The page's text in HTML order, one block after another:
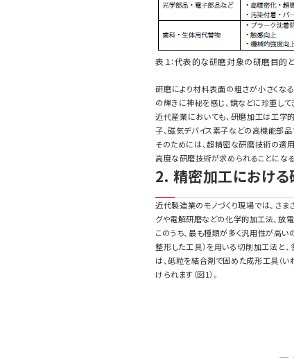
表１：代表的な研磨対象の研磨目的
研磨により材料表面の粗さが小さくなる
の輝きに神秘を感じ、鏡などに珍重して
近代産業においても、研磨加工は工学
子、磁気デバイス素子などの高機能部
そのためには、超精密な研磨技術の適
高度な研磨技術が求められることになる
2. 精密加工におけ
近代製造業のモノづくり現場では、さ
グや電解研磨などの化学的加工法、放
このうち、最も種類が多く汎用性が高
整形した工具）を用いる切削加工法と
は、砥粒を結合剤で固めた成形工具（
けられます（図1）。